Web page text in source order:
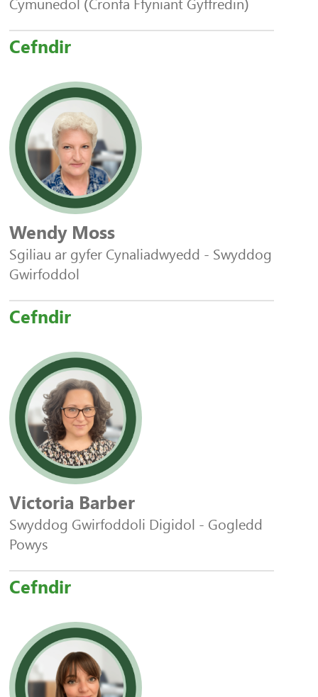
Cymunedol (Cronfa Ffyniant Gyffredin)
Cefndir
Wendy Moss
Sgiliau ar gyfer Cynaliadwyedd - Swyddog
Gwirfoddol
Cefndir
Victoria Barber
Swyddog Gwirfoddoli Digidol - Gogledd
Powys
Cefndir